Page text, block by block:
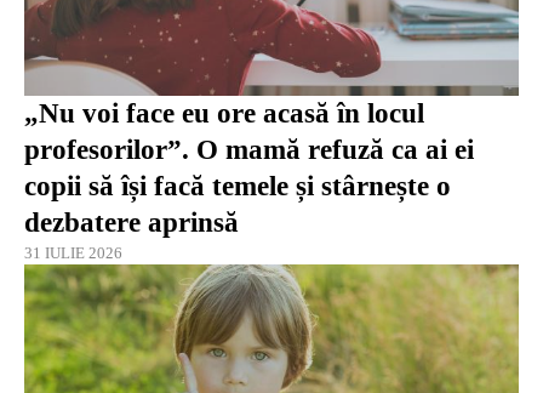
„Nu voi face eu ore acasă în locul
profesorilor”. O mamă refuză ca ai ei
copii să își facă temele și stârnește o
dezbatere aprinsă
31 IULIE 2026